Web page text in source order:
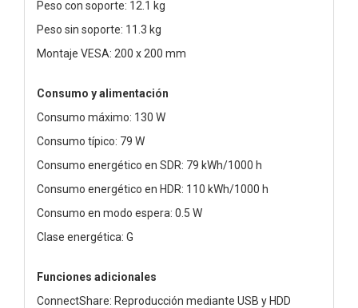
Peso con soporte: 12.1 kg
Peso sin soporte: 11.3 kg
Montaje VESA: 200 x 200 mm
Consumo y alimentación
Consumo máximo: 130 W
Consumo típico: 79 W
Consumo energético en SDR: 79 kWh/1000 h
Consumo energético en HDR: 110 kWh/1000 h
Consumo en modo espera: 0.5 W
Clase energética: G
Funciones adicionales
ConnectShare: Reproducción mediante USB y HDD